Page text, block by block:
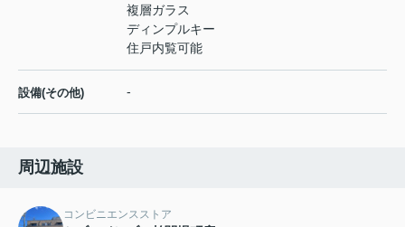
複層ガラス
ディンプルキー
住戸内覧可能
設備(その他) -
周辺施設
コンビニエンスストア